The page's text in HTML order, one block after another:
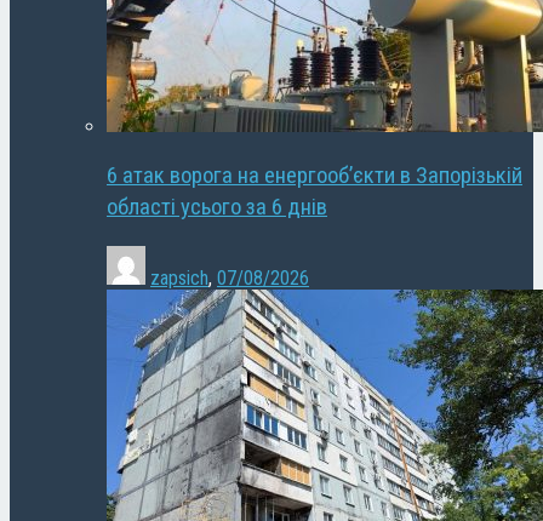
6 атак ворога на енергооб’єкти в Запорізькій
області усього за 6 днів
zapsich, 07/08/2026